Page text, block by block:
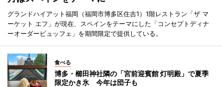
グランドハイアット福岡（福岡市博多区住吉1）1階レストラン「ザ マ
ーケット エフ」が現在、スペインをテーマにした「コンセプトディナ
ーオーダービュッフェ」を期間限定で提供している。
食べる
博多・櫛田神社隣の「宮前迎賓館 灯明殿」で夏季
限定かき氷 今年は団子も